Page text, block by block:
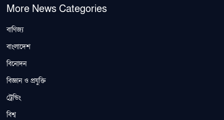
More News Categories
বাণিজ্য
বাংলাদেশ
বিনোদন
বিজ্ঞান ও প্রযুক্তি
ট্রেন্ডিং
বিশ্ব